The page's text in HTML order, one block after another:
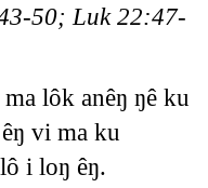
50; Luk 22:47-
lôk anêŋ ŋê ku
vi ma ku
i loŋ êŋ.